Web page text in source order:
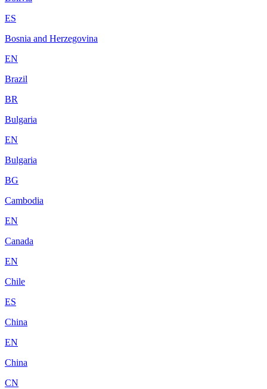
ES
Bosnia and Herzegovina
EN
Brazil
BR
Bulgaria
EN
Bulgaria
BG
Cambodia
EN
Canada
EN
Chile
ES
China
EN
China
CN